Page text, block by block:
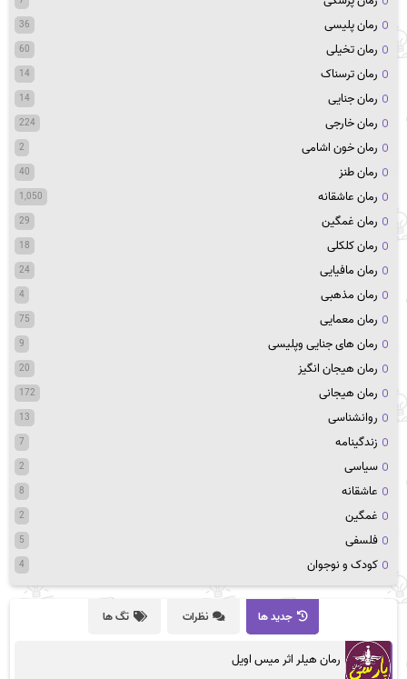
رمان پلیسی 36
رمان تخیلی 60
رمان ترسناک 14
رمان جنایی 14
رمان خارجی 224
رمان خون اشامی 2
رمان طنز 40
رمان عاشقانه 1,050
رمان غمگین 29
رمان کلکلی 18
رمان مافیایی 24
رمان مذهبی 4
رمان معمایی 75
رمان های جنایی وپلیسی 9
رمان هیجان انگیز 20
رمان هیجانی 172
روانشناسی 13
زندگینامه 7
سیاسی 2
عاشقانه 8
غمگین 2
فلسفی 5
کودک و نوجوان 4
جدید ها نظرات تگ ها
رمان هیلر اثر میس اویل